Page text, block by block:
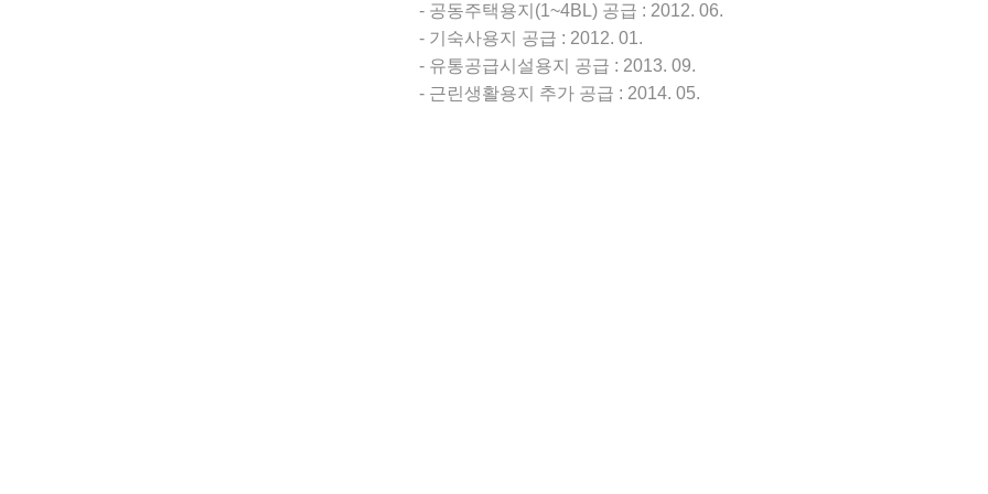
- 공동주택용지(1~4BL) 공급 : 2012. 06.
- 기숙사용지 공급 : 2012. 01.
- 유통공급시설용지 공급 : 2013. 09.
- 근린생활용지 추가 공급 : 2014. 05.